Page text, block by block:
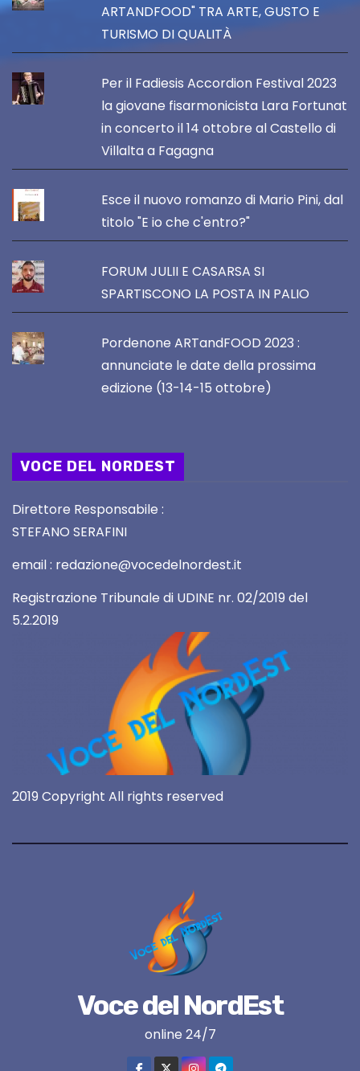
ARTANDFOOD" TRA ARTE, GUSTO E
TURISMO DI QUALITÀ
Per il Fadiesis Accordion Festival 2023
la giovane fisarmonicista Lara Fortunat
in concerto il 14 ottobre al Castello di
Villalta a Fagagna
Esce il nuovo romanzo di Mario Pini, dal
titolo "E io che c'entro?"
FORUM JULII E CASARSA SI
SPARTISCONO LA POSTA IN PALIO
Pordenone ARTandFOOD 2023 :
annunciate le date della prossima
edizione (13-14-15 ottobre)
VOCE DEL NORDEST
Direttore Responsabile :
STEFANO SERAFINI
email : redazione@vocedelnordest.it
Registrazione Tribunale di UDINE nr. 02/2019 del
5.2.2019
2019 Copyright All rights reserved
Voce del NordEst
online 24/7